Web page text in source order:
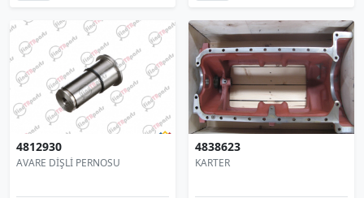
4812930
AVARE DİŞLİ PERNOSU
4838623
KARTER